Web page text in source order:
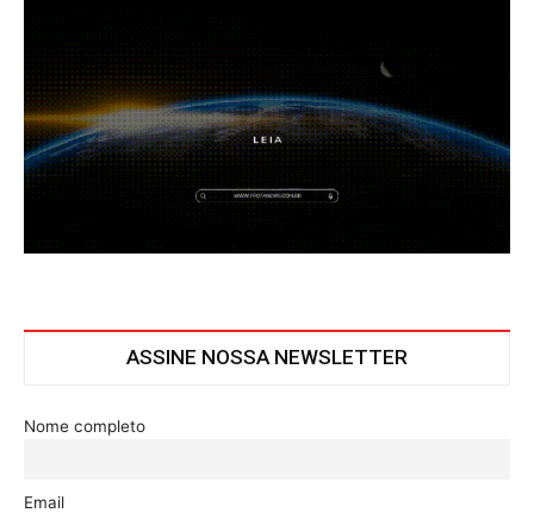
ASSINE NOSSA NEWSLETTER
Nome completo
Email